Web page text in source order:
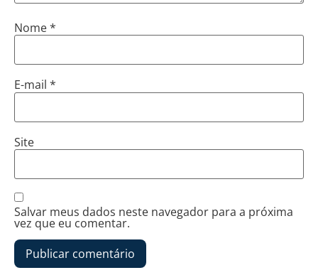
Nome*
E-mail *
Site
Salvar meus dados neste navegador para a próxima
vez que eu comentar.